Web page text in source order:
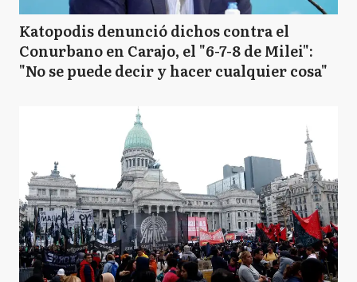
Katopodis denunció dichos contra el
Conurbano en Carajo, el "6-7-8 de Milei":
"No se puede decir y hacer cualquier cosa"